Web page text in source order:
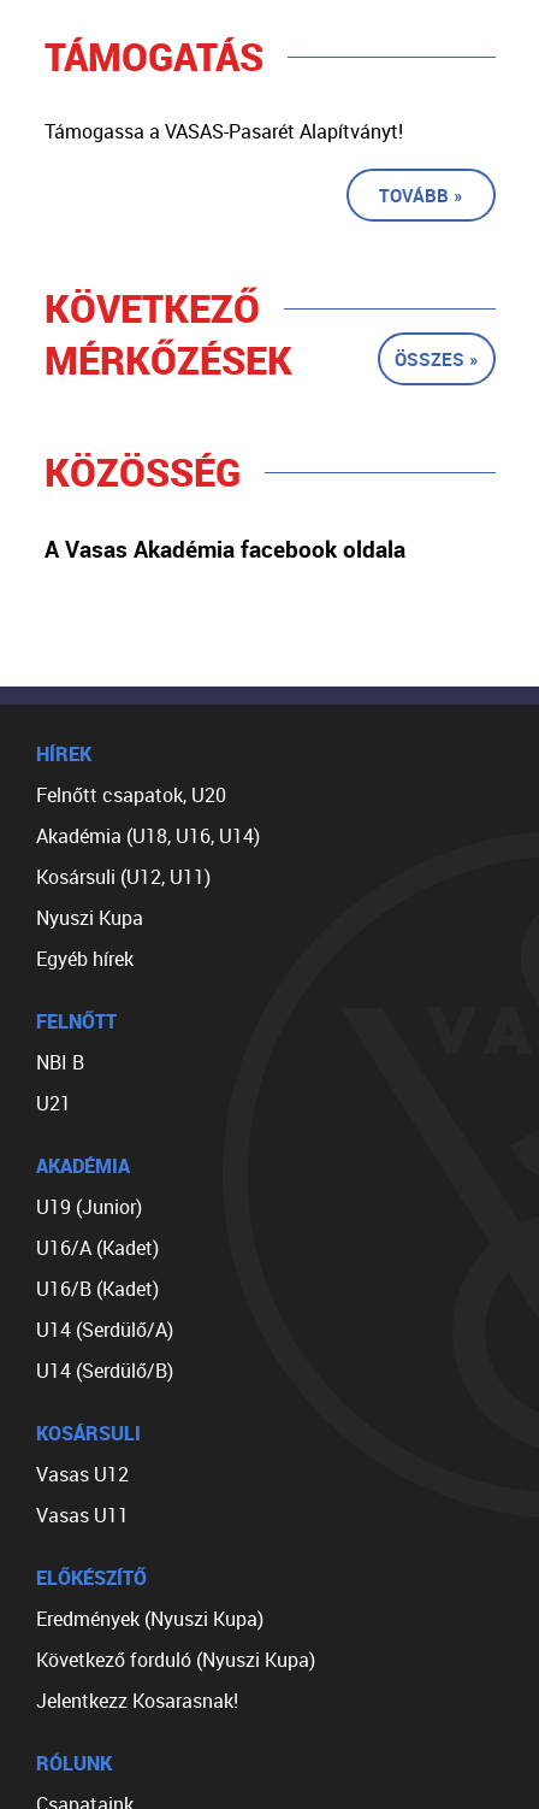
TÁMOGATÁS
Támogassa a VASAS-Pasarét Alapítványt!
TOVÁBB »
KÖVETKEZŐ
MÉRKŐZÉSEK
ÖSSZES »
KÖZÖSSÉG
A Vasas Akadémia facebook oldala
HÍREK
Felnőtt csapatok, U20
Akadémia (U18, U16, U14)
Kosársuli (U12, U11)
Nyuszi Kupa
Egyéb hírek
FELNŐTT
NBI B
U21
AKADÉMIA
U19 (Junior)
U16/A (Kadet)
U16/B (Kadet)
U14 (Serdülő/A)
U14 (Serdülő/B)
KOSÁRSULI
Vasas U12
Vasas U11
ELŐKÉSZÍTŐ
Eredmények (Nyuszi Kupa)
Következő forduló (Nyuszi Kupa)
Jelentkezz Kosarasnak!
RÓLUNK